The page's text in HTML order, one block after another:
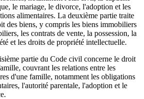
le mariage, le divorce, l'adoption et les
alimentaires. La deuxième partie traite
des biens, y compris les biens immobiliers
les contrats de vente, la possession, la
et les droits de propriété intellectuelle.
partie du Code civil concerne le droit
couvrant les relations entre les
d'une famille, notamment les obligations
l'autorité parentale, l'adoption et le